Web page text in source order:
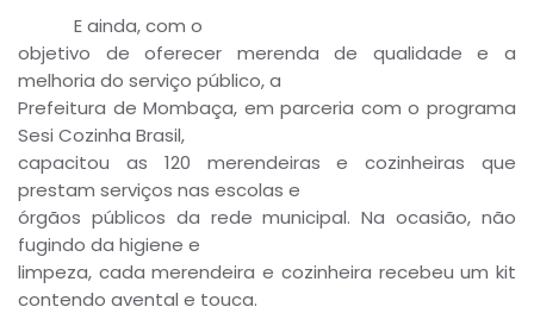
E ainda, com o
objetivo de oferecer merenda de qualidade e a
melhoria do serviço público, a
Prefeitura de Mombaça, em parceria com o programa
Sesi Cozinha Brasil,
capacitou as 120 merendeiras e cozinheiras que
prestam serviços nas escolas e
órgãos públicos da rede municipal. Na ocasião, não
fugindo da higiene e
limpeza, cada merendeira e cozinheira recebeu um kit
contendo avental e touca.